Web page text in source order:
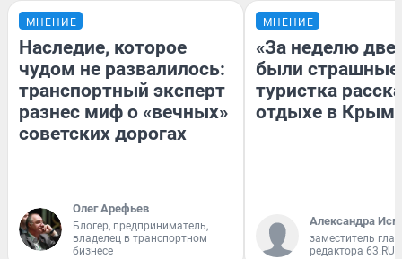
МНЕНИЕ
Наследие, которое
чудом не развалилось:
транспортный эксперт
разнес миф о «вечных»
советских дорогах
Олег Арефьев
Блогер, предприниматель,
владелец в транспортном
бизнесе
МНЕНИЕ
«За неделю две
были
туристка
отдыхе в
Александра
заместитель
редактора 63.RU